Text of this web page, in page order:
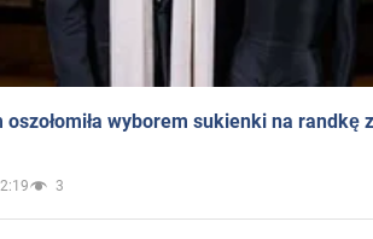
wyborem sukienki na randkę
3